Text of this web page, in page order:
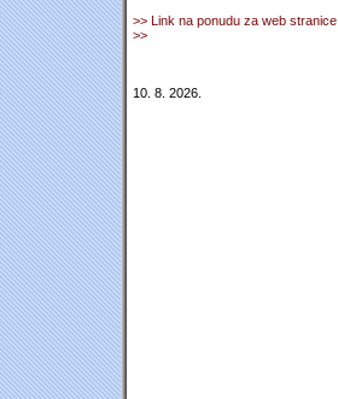
>> Link na ponudu za web stranice
>>
10. 8. 2026.